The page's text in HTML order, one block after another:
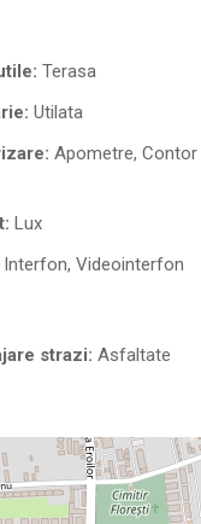
Terasa
Utilata
Apometre, Contor
Lux
Interfon, Videointerfon
strazi: Asfaltate